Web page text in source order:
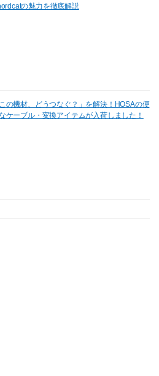
の魅力を徹底解説
この機材、どうつなぐ？」を解決！HOSAの便
ケーブル・変換アイテムが入荷しました！